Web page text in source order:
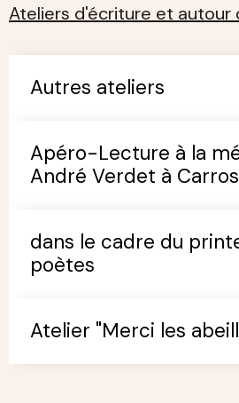
Ateliers d'écriture et autour
Autres ateliers
Apéro-Lecture à la
André Verdet à Carros
dans le cadre du
poètes
Atelier "Merci les